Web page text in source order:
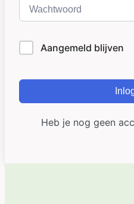
Aangemeld blijven
Heb je nog geen